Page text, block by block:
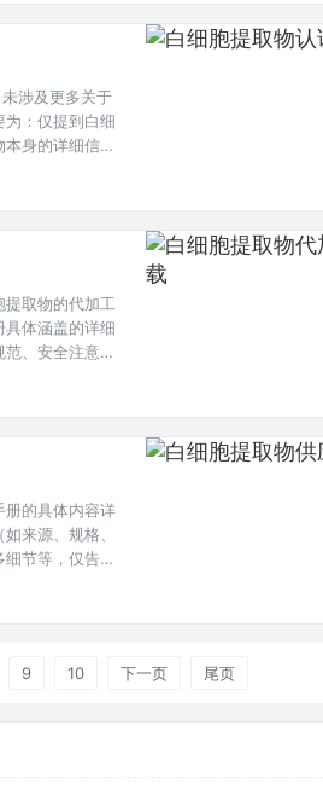
涉及更多关于
：仅提到白细
本身的详细信
提取物的代加工
体涵盖的详细
、安全注意事
册的具体内容详
来源、规格、
节等，仅告知
9 10 下一页 尾页